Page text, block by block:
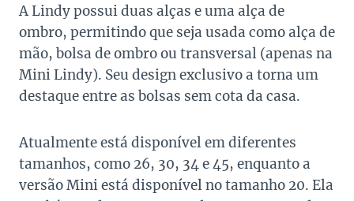
A Lindy possui duas alças e uma alça de
ombro, permitindo que seja usada como alça de
mão, bolsa de ombro ou transversal (apenas na
Mini Lindy). Seu design exclusivo a torna um
destaque entre as bolsas sem cota da casa.
Atualmente está disponível em diferentes
tamanhos, como 26, 30, 34 e 45, enquanto a
versão Mini está disponível no tamanho 20. Ela